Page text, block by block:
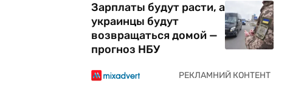
Зарплаты будут расти, а
украинцы будут
возвращаться домой —
прогноз НБУ